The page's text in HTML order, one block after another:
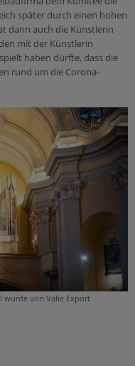
später durch einen hohen
dann auch die Künstlerin
mit der Künstlerin
haben dürfte, dass die
rund um die Corona-
wurde von Valie Export